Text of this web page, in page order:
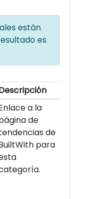
están
es
a la
de
de
para